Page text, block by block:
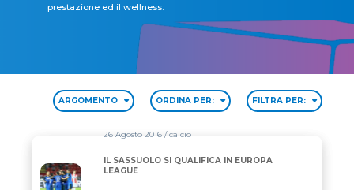
prestazione ed il wellness.
ARGOMENTO ORDINA PER: FILTRA PER:
IL SASSUOLO SI QUALIFICA IN EUROPA LEAGUE
26 Agosto 2016/ calcio
IL SASSUOLO SI QUALIFICA IN EUROPA
LEAGUE